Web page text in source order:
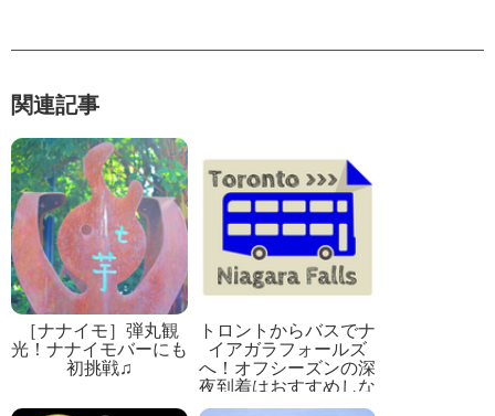
関連記事
［ナナイモ］弾丸観
光！ナナイモバーにも
初挑戦♫
トロントからバスでナ
イアガラフォールズ
へ！オフシーズンの深
夜到着はおすすめしな
い